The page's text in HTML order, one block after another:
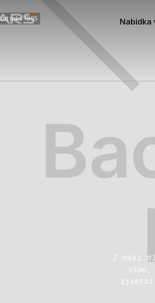
od roku 1995 Nabídka
Z naší
zjistit